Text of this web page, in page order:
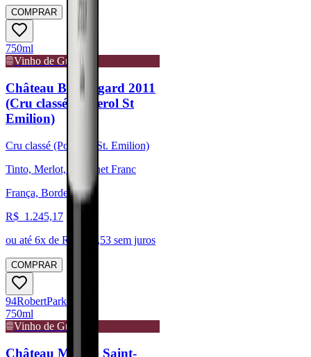
COMPRAR
750ml
Vinho de Guarda
Château Beauregard 2011
(Cru classé Pomerol St
Emilion)
Cru classé (Pomerol/St. Emilion)
Tinto, Merlot, Cabernet Franc
França, Bordeaux
R$ 1.245,17
ou até 6x de R$ 207,53 sem juros
COMPRAR
94RobertParker
750ml
Vinho de Guarda
Château Moulin Saint-